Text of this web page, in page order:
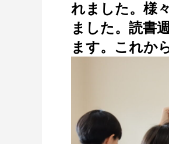
れました。様
ました。読書
ます。これか